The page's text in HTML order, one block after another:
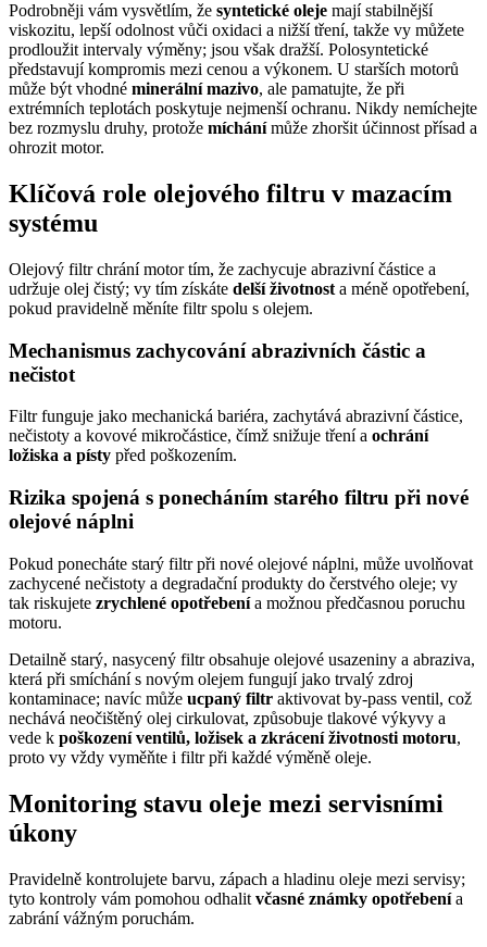
Podrobněji vám vysvětlím, že syntetické oleje mají stabilnější
viskozitu, lepší odolnost vůči oxidaci a nižší tření, takže vy můžete
prodloužit intervaly výměny; jsou však dražší. Polosyntetické
představují kompromis mezi cenou a výkonem. U starších motorů
může být vhodné minerální mazivo, ale pamatujte, že při
extrémních teplotách poskytuje nejmenší ochranu. Nikdy nemíchejte
bez rozmyslu druhy, protože míchánímůže zhoršit účinnost přísad a
ohrozit motor.
Klíčová role olejového filtru v mazacím
systému
Olejový filtr chrání motor tím, že zachycuje abrazivní částice a
udržuje olej čistý; vy tím získáte delší životnost a méně opotřebení,
pokud pravidelně měníte filtr spolu s olejem.
Mechanismus zachycování abrazivních částic a
nečistot
Filtr funguje jako mechanická bariéra, zachytává abrazivní částice,
nečistoty a kovové mikročástice, čímž snižuje tření a ochrání
ložiska a písty před poškozením.
Rizika spojená s ponecháním starého filtru při nové
olejové náplni
Pokud ponecháte starý filtr při nové olejové náplni, může uvolňovat
zachycené nečistoty a degradační produkty do čerstvého oleje; vy
tak riskujete zrychlené opotřebenía možnou předčasnou poruchu
motoru.
Detailně starý, nasycený filtr obsahuje olejové usazeniny a abraziva,
která při smíchání s novým olejem fungují jako trvalý zdroj
kontaminace; navíc může ucpaný filtr aktivovat by‑pass ventil, což
nechává neočištěný olej cirkulovat, způsobuje tlakové výkyvy a
vede k poškození ventilů, ložisek a zkrácení životnosti motoru,
proto vy vždy vyměňte i filtr při každé výměně oleje.
Monitoring stavu oleje mezi servisními
úkony
Pravidelně kontrolujete barvu, zápach a hladinu oleje mezi servisy;
tyto kontroly vám pomohou odhalit včasné známky opotřebenía
zabrání vážným poruchám.